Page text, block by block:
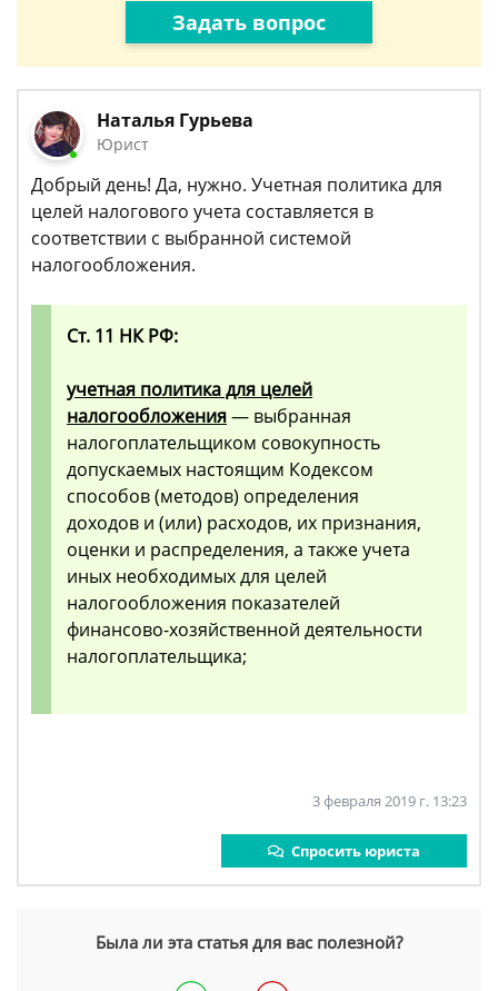
Задать вопрос
Наталья Гурьева
Юрист
Добрый день! Да, нужно. Учетная политика для
целей налогового учета составляется в
соответствии с выбранной системой
налогообложения.
Ст. 11 НК РФ:
учетная политика для целей
налогообложения— выбранная
налогоплательщиком совокупность
допускаемых настоящим Кодексом
способов (методов) определения
доходов и (или) расходов, их признания,
оценки и распределения, а также учета
иных необходимых для целей
налогообложения показателей
финансово-хозяйственной деятельности
налогоплательщика;
3 февраля 2019 г. 13:23
Спросить юриста
Была ли эта статья для вас полезной?